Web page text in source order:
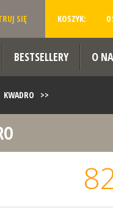
SIĘ KOSZYK: 0
BESTSELLERY O
KWADRO >>